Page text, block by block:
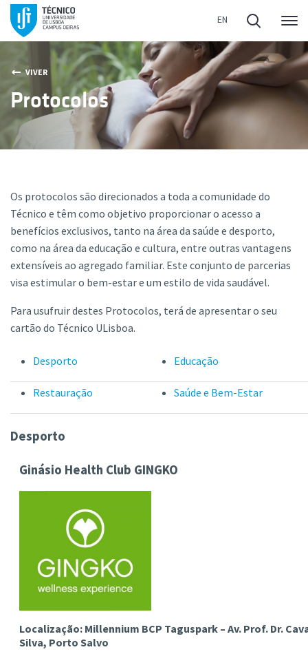
VIVER
Protocolos
Os protocolos são direcionados a toda a comunidade do
Técnico e têm como objetivo proporcionar o acesso a
benefícios exclusivos, tanto na área da saúde e desporto,
como na área da educação e cultura, entre outras vantagens
extensíveis ao agregado familiar. Este conjunto de parcerias
visa estimular o bem-estar e um estilo de vida saudável.
Para usufruir destes Protocolos, terá de apresentar o seu
cartão do Técnico ULisboa.
Desporto Educação
Restauração Saúde e Bem-Estar
Desporto
Ginásio Health Club GINGKO
Localização: Millennium BCP Taguspark – Av. Prof. Dr.
Silva, Porto Salvo